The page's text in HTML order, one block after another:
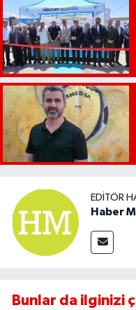
EDITÖR
Haber
Bunlar da ilginizi